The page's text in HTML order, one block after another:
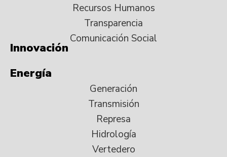
Recursos Humanos
Transparencia
Comunicación Social
Innovación
Energía
Generación
Transmisión
Represa
Hidrología
Vertedero